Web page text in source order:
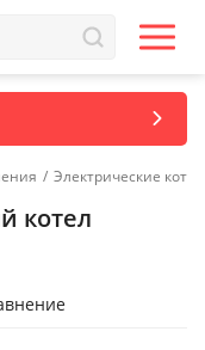
/ Электрические котлы
котел